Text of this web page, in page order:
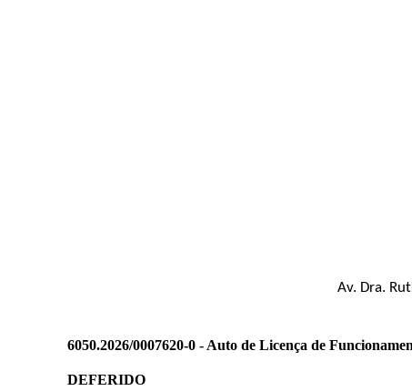
Av. Dra.
6050.2026/0007620-0 - Auto de Licença de
DEFERIDO